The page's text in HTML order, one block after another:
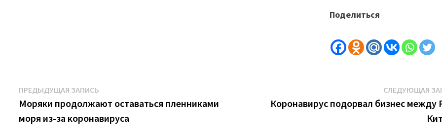
Поделиться
Навигация
по
записям
ПРЕДЫДУЩАЯ ЗАПИСЬ
запись:
Моряки продолжают оставаться пленниками
моря из-за коронавируса
СЛЕДУЮЩАЯ
Коронавирус подорвал бизнес между